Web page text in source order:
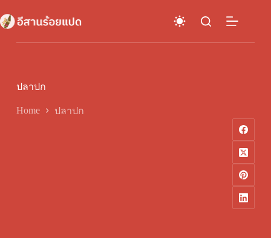
to
content
ปลาปก
Home ปลาปก